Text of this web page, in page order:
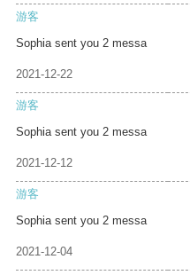
游客
Sophia sent you 2 messa
2021-12-22
游客
Sophia sent you 2 messa
2021-12-12
游客
Sophia sent you 2 messa
2021-12-04